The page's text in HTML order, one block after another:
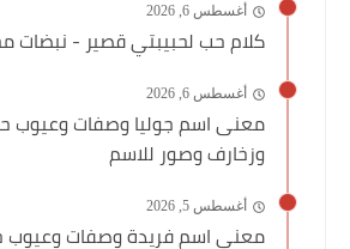
أغسطس 6, 2026
كلام حب لحبيبتي قصير - نبضات
أغسطس 6, 2026
معنى اسم جوليا وصفات وعيوب
وزخارف وصور للاسم
أغسطس 5, 2026
معنى اسم فريدة وصفات وعيوب